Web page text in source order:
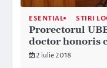
ESENTIAL STIRI
Prorectorul
doctor honoris
2 iulie 2018